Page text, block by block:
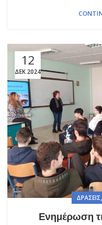
12
ΔΕΚ 2024
ΔΡΆΣΕΙΣ,
Ενημέρωση